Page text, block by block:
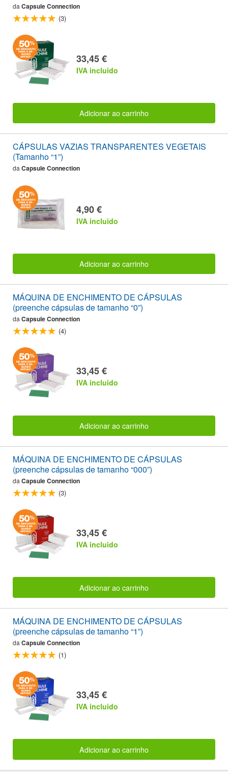
daCapsule Connection
(3)
33,45 €
IVA incluido
Adicionar ao carrinho
CÁPSULAS VAZIAS TRANSPARENTES VEGETAIS
(Tamanho “1”)
da Capsule Connection
4,90 €
IVA incluido
Adicionar ao carrinho
MÁQUINA DE ENCHIMENTO DE CÁPSULAS
(preenche cápsulas de tamanho “0”)
da Capsule Connection
(4)
33,45 €
IVA incluido
Adicionar ao carrinho
MÁQUINA DE ENCHIMENTO DE CÁPSULAS
(preenche cápsulas de tamanho “000”)
da Capsule Connection
(3)
33,45 €
IVA incluido
Adicionar ao carrinho
MÁQUINA DE ENCHIMENTO DE CÁPSULAS
(preenche cápsulas de tamanho “1”)
da Capsule Connection
(1)
33,45 €
IVA incluido
Adicionar ao carrinho